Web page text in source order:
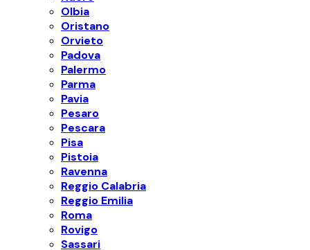
Olbia
Oristano
Orvieto
Padova
Palermo
Parma
Pavia
Pesaro
Pescara
Pisa
Pistoia
Ravenna
Reggio Calabria
Reggio Emilia
Roma
Rovigo
Sassari